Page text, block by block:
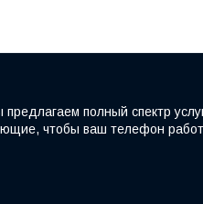
полный спектр
чтобы ваш телефон